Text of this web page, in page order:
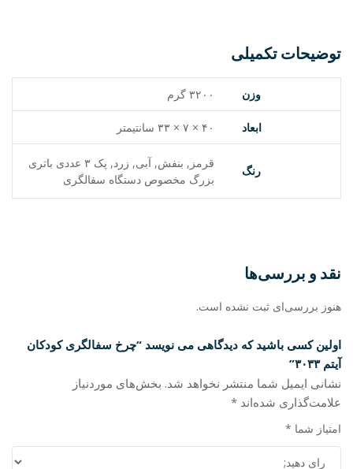
توضیحات تکمیلی
وزن ۳۲۰۰ گرم
ابعاد ۴۰ × ۷ × ۳۳ سانتیمتر
رنگ
قرمز, بنفش, آبی, زرد, پک ۳ عددی باتری
بزرگ مخصوص دستگاه سفالگری
نقد و بررسی‌ها
هنوز بررسی‌ای ثبت نشده است.
اولین کسی باشید که دیدگاهی می نویسد “چرخ سفالگری کودکان
آیتم ۳۰۳۳”
نشانی ایمیل شما منتشر نخواهد شد. بخش‌های موردنیاز
علامت‌گذاری شده‌اند *
امتیاز شما *